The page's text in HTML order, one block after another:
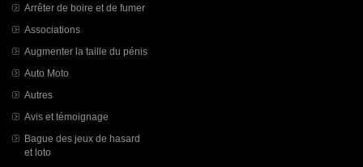
Arrêter de boire et de fumer
Associations
Augmenter la taille du pénis
Auto Moto
Autres
Avis et témoignage
Bague des jeux de hasard
et loto